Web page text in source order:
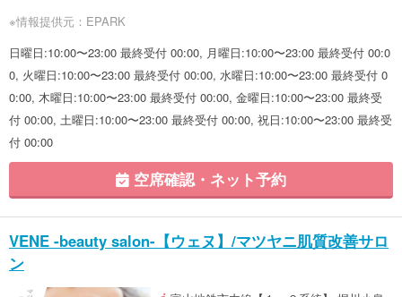
※情報提供元：EPARK
日曜日:10:00〜23:00 最終受付 00:00, 月曜日:10:00〜23:00 最終受付 00:0
0, 火曜日:10:00〜23:00 最終受付 00:00, 水曜日:10:00〜23:00 最終受付 0
0:00, 木曜日:10:00〜23:00 最終受付 00:00, 金曜日:10:00〜23:00 最終受
付 00:00, 土曜日:10:00〜23:00 最終受付 00:00, 祝日:10:00〜23:00 最終受
付 00:00
空席確認・ネット予約
VENE -beauty salon-【ウェヌ】/マツヤニ肌質改善サロ
ン